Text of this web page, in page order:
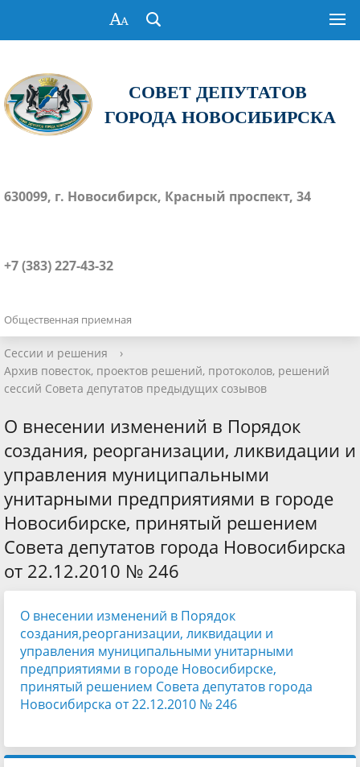
СОВЕТ ДЕПУТАТОВ
ГОРОДА НОВОСИБИРСКА
630099, г. Новосибирск, Красный проспект, 34
+7 (383) 227-43-32
Общественная приемная
Сессии и решения
›
Архив повесток, проектов решений, протоколов, решений
сессий Совета депутатов предыдущих созывов
О внесении изменений в Порядок
создания, реорганизации, ликвидации и
управления муниципальными
унитарными предприятиями в городе
Новосибирске, принятый решением
Совета депутатов города Новосибирска
от 22.12.2010 № 246
О внесении изменений в Порядок
создания,реорганизации, ликвидации и
управления муниципальными унитарными
предприятиями в городе Новосибирске,
принятый решением Совета депутатов города
Новосибирска от 22.12.2010 № 246